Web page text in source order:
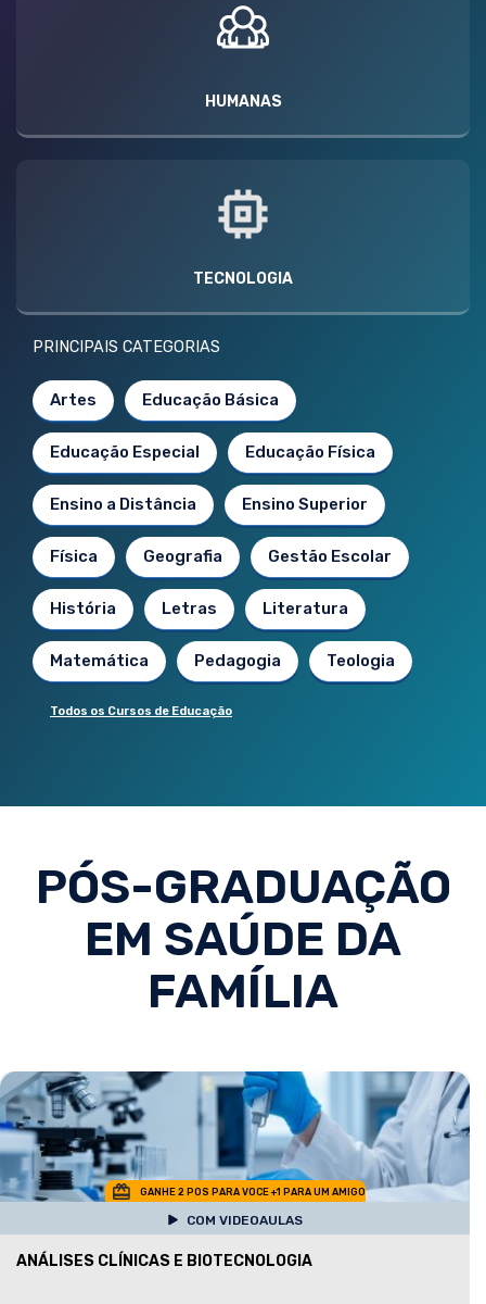
HUMANAS
TECNOLOGIA
PRINCIPAIS CATEGORIAS
Artes Educação Básica
Educação Especial Educação Física
Ensino a Distância Ensino Superior
Física Geografia Gestão Escolar
História Letras Literatura
Matemática Pedagogia Teologia
Todos os Cursos de Educação
PÓS-GRADUAÇÃO
EM SAÚDE DA
FAMÍLIA
GANHE 2 POS PARA VOCE +1 PARA UM AMIGO
COM VIDEOAULAS
ANÁLISES CLÍNICAS E BIOTECNOLOGIA